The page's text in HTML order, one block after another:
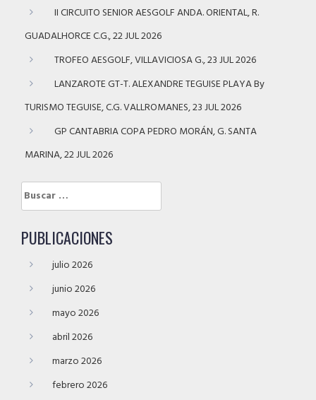
II CIRCUITO SENIOR AESGOLF ANDA. ORIENTAL, R.
GUADALHORCE C.G., 22 JUL 2026
TROFEO AESGOLF, VILLAVICIOSA G., 23 JUL 2026
LANZAROTE GT-T. ALEXANDRE TEGUISE PLAYA By
TURISMO TEGUISE, C.G. VALLROMANES, 23 JUL 2026
GP CANTABRIA COPA PEDRO MORÁN, G. SANTA
MARINA, 22 JUL 2026
Buscar:
PUBLICACIONES
julio 2026
junio 2026
mayo 2026
abril 2026
marzo 2026
febrero 2026